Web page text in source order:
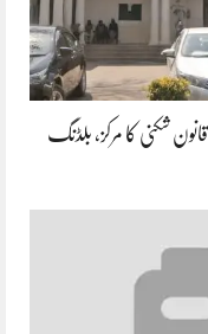
شکنی کا مرکز، بلڈنگ